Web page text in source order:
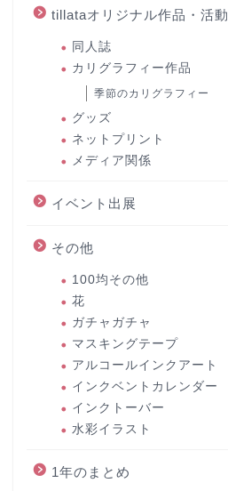
tillataオリジナル作品・活動
同人誌
カリグラフィー作品
季節のカリグラフィー
グッズ
ネットプリント
メディア関係
イベント出展
その他
100均その他
花
ガチャガチャ
マスキングテープ
アルコールインクアート
インクベントカレンダー
インクトーバー
水彩イラスト
1年のまとめ